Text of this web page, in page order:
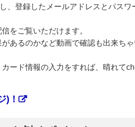
、登録したメールアドレスとパスワ
をご覧いただけます。
あるのかなど動画で確認も出来ちゃ
ード情報の入力をすれば、晴れて
)！